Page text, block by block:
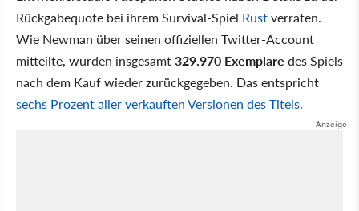
Rückgabequote bei ihrem Survival-Spiel Rustverraten.
Wie Newman über seinen offiziellen Twitter-Account
mitteilte, wurden insgesamt329.970 Exemplare des Spiels
nach dem Kauf wieder zurückgegeben. Das entspricht
sechs Prozent aller verkauften Versionen des Titels.